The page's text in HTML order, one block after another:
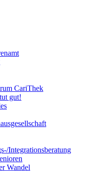
CariThek
gut!
Integrationsberatung
Wandel